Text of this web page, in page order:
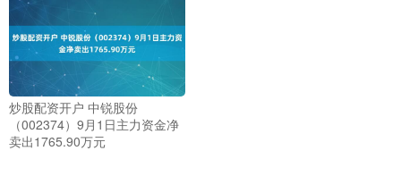
炒股配资开户 中锐股份
（002374）9月1日主力资金净
卖出1765.90万元